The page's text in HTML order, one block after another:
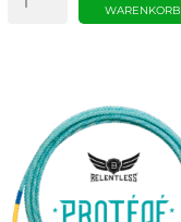
WARENKORB